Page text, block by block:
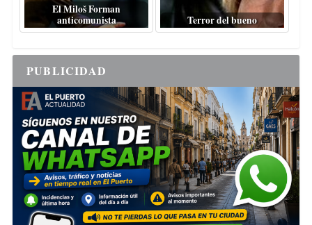
El Miloš Forman
anticomunista
Terror del bueno
PUBLICIDAD